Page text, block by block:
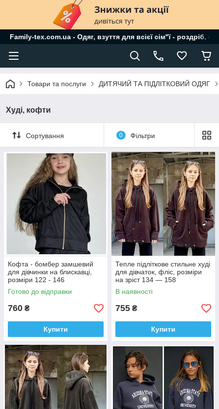
Family-tex.com.ua - Одяг, взуття для всієї сім"ї - роздріб,
Товари та послуги ДИТЯЧИЙ ТА ПІДЛІТКОВИЙ ОДЯГ
Худі, кофти
Сортування 0 Фільтри
Кофта - бомбер замшевий
для дівчинки на блискавці,
розміри 122 - 146
Готово до відправки
760 ₴
Купити
Тепле підліткове стильне худі
для дівчаток, фліс, розміри
на зріст 134 — 158
В наявності
755 ₴
Купити